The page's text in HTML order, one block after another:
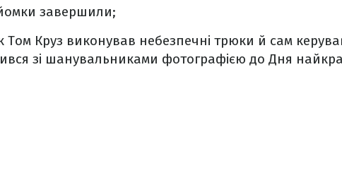
завершили;
Том Круз виконував небезпечні трюки й сам
зі шанувальниками фотографією до Дня